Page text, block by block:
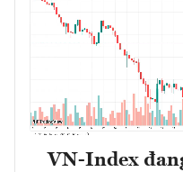
VN-Index